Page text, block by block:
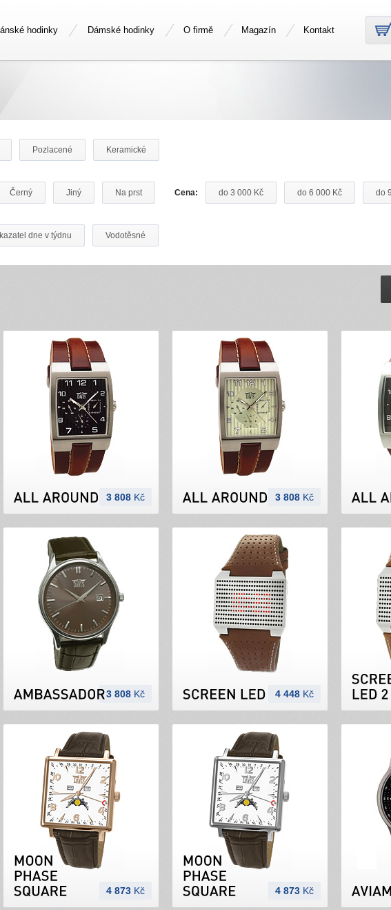
hodinky Dámské hodinky O firmě Magazín Kontakt
Pozlacené Keramické
Černý Jiný Na prst Cena: do 3 000 Kč do 6 000 Kč do
dne v týdnu Vodotěsné
3 808 Kč 3 808 Kč
3 808 Kč 4 448 Kč
4 873 Kč 4 873 Kč